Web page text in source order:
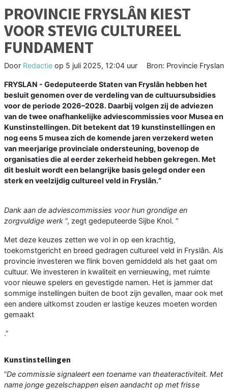
PROVINCIE FRYSLÂN KIEST
VOOR STEVIG CULTUREEL
FUNDAMENT
Door Redactie op 5 juli 2025, 12:04 uur Bron: Provincie Fryslan
FRYSLAN - Gedeputeerde Staten van Fryslân hebben het
besluit genomen over de verdeling van de cultuursubsidies
voor de periode 2026–2028. Daarbij volgen zij de adviezen
van de twee onafhankelijke adviescommissies voor Musea en
Kunstinstellingen. Dit betekent dat 19 kunstinstellingen en
nog eens 5 musea zich de komende jaren verzekerd weten
van meerjarige provinciale ondersteuning, bovenop de
organisaties die al eerder zekerheid hebben gekregen. Met
dit besluit wordt een belangrijke basis gelegd onder een
sterk en veelzijdig cultureel veld in Fryslân.“
Dank aan de adviescommissies voor hun grondige en
zorgvuldige werk ”, zegt gedeputeerde Sijbe Knol. “
Met deze keuzes zetten we vol in op een krachtig,
toekomstgericht en breed gedragen cultureel veld in Fryslân. Als
provincie investeren we flink boven gemiddeld als het gaat om
cultuur. We investeren in kwaliteit en vernieuwing, met ruimte
voor nieuwe spelers en gevestigde namen. Het is jammer dat
sommige instellingen buiten de boot zijn gevallen, maar ook met
een andere uitkomst zouden er lastige keuzes moeten worden
gemaakt
.”
Kunstinstellingen
“De commissie signaleert een toename van theateractiviteit. Met
name jonge gezelschappen eisen aandacht op met frisse